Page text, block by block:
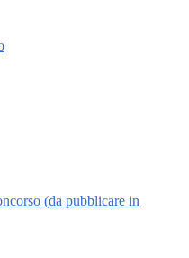
(da pubblicare in